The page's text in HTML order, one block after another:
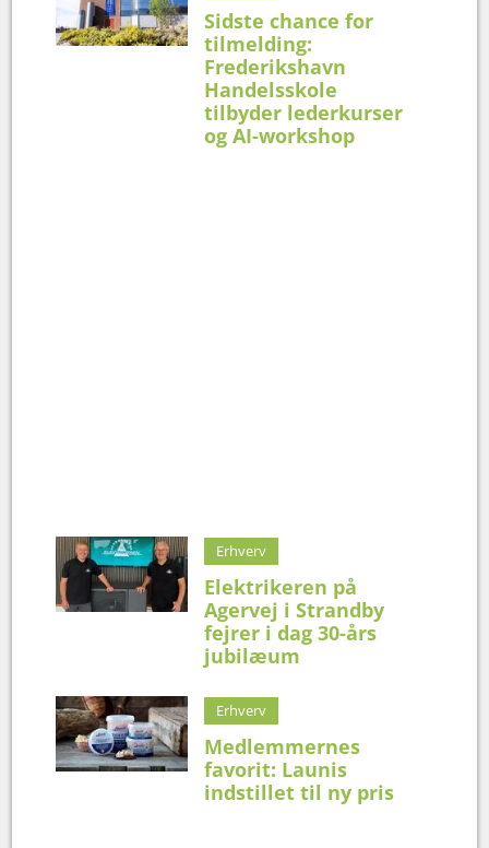
Sidste chance for
tilmelding:
Frederikshavn
Handelsskole
tilbyder lederkurser
og AI-workshop
Erhverv
Elektrikeren på
Agervej i Strandby
fejrer i dag 30-års
jubilæum
Erhverv
Medlemmernes
favorit: Launis
indstillet til ny pris